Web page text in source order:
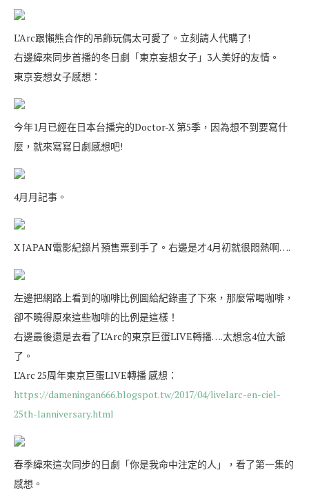
L’Arc跟懶熊合作的吊飾玩偶太可愛了。立刻請人代購了!
右邊緯來同步首播的冬日劇「東京妄想女子」3人美好的友情。
東京妄想女子感想：
今年1月已經在日本台播完的Doctor-X 第5季，因為想不到要寫什
麼，就來寫寫日劇感想吧!
4月月記事。
X JAPAN電影紀錄片預售票到手了。右邊是才4月初就很悶熱啊….
左邊把網路上看到的咖啡比例圖給紀錄畫了下來，那麼常喝咖啡，
卻不曉得原來這些咖啡的比例是這樣！
右邊最後還是去看了L’Arc的東京巨蛋LIVE轉播….太想念4位大爺
了。
L’Arc 25周年東京巨蛋LIVE轉播 感想：
https://dameningan666.blogspot.tw/2017/04/livelarc-en-ciel-
25th-lanniversary.html
春季緯來這次同步的日劇「你是我命中注定的人」，看了第一集的
感想。